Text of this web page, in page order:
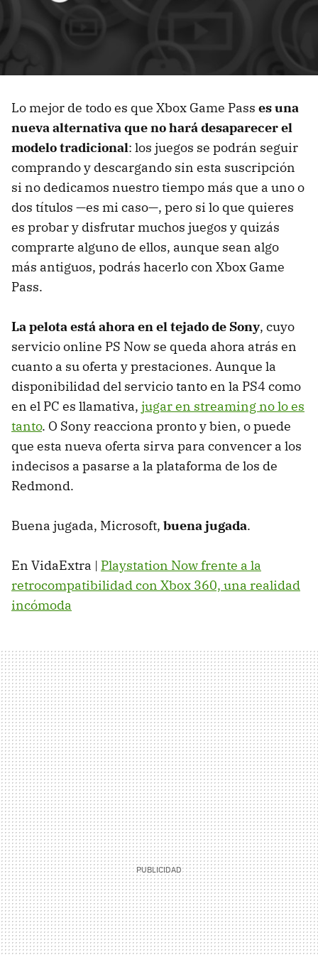
Lo mejor de todo es que Xbox Game Pass es una
nueva alternativa que no hará desaparecer el
modelo tradicional: los juegos se podrán seguir
comprando y descargando sin esta suscripción
si no dedicamos nuestro tiempo más que a uno o
dos títulos —es mi caso—, pero si lo que quieres
es probar y disfrutar muchos juegos y quizás
comprarte alguno de ellos, aunque sean algo
más antiguos, podrás hacerlo con Xbox Game
Pass.
La pelota está ahora en el tejado de Sony, cuyo
servicio online PS Now se queda ahora atrás en
cuanto a su oferta y prestaciones. Aunque la
disponibilidad del servicio tanto en la PS4 como
en el PC es llamativa, jugar en streaming no lo es
tanto. O Sony reacciona pronto y bien, o puede
que esta nueva oferta sirva para convencer a los
indecisos a pasarse a la plataforma de los de
Redmond.
Buena jugada, Microsoft, buena jugada.
En VidaExtra | Playstation Now frente a la
retrocompatibilidad con Xbox 360, una realidad
incómoda